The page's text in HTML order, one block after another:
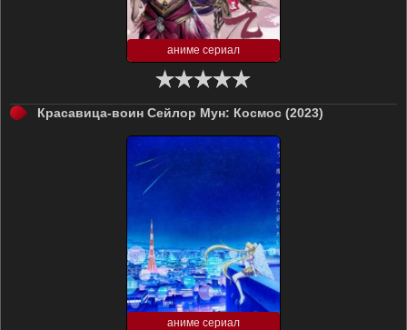
аниме сериал
Красавица-воин Сейлор Мун: Космос (2023)
аниме сериал